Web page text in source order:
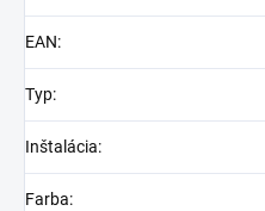
EAN:
Typ:
Inštalácia:
Farba: